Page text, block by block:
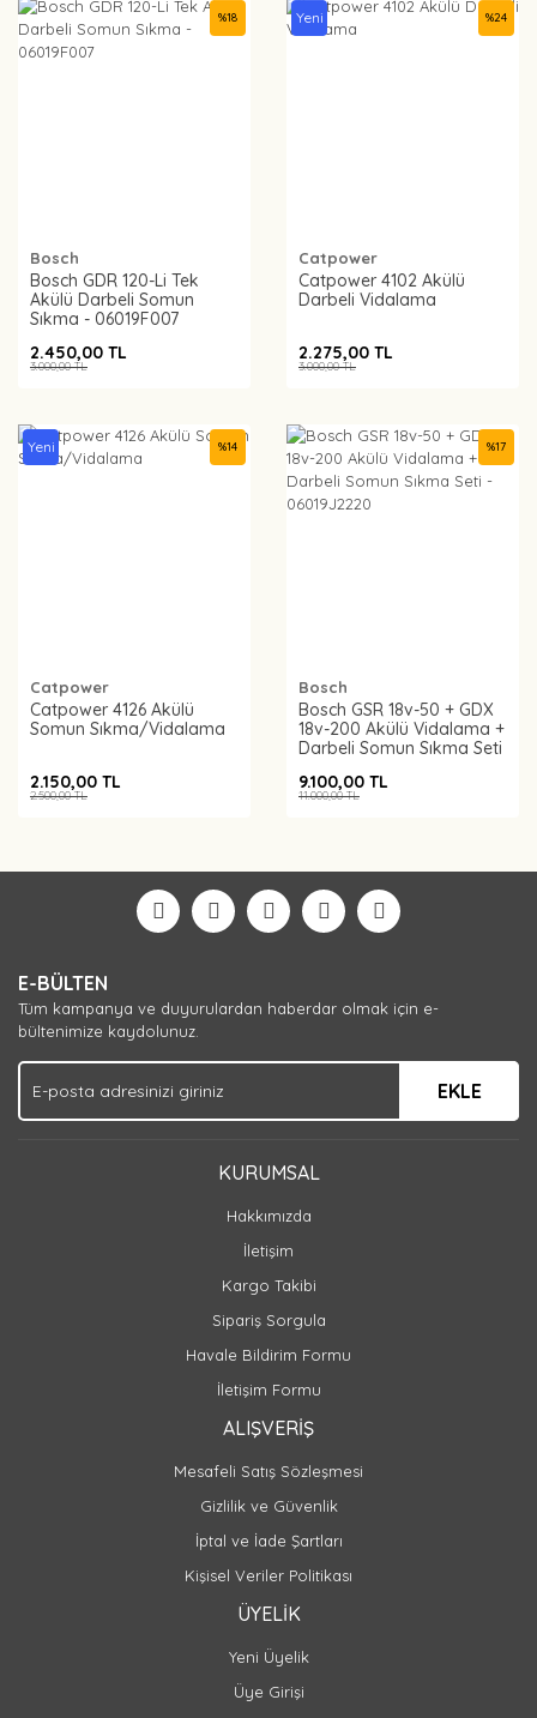
Bosch
Bosch GDR 120-Li Tek
Akülü Darbeli Somun
Sıkma - 06019F007
%18
2.450,00 TL
3.000,00 TL
Yeni
Catpower
Catpower 4102 Akülü
Darbeli Vidalama
%24
2.275,00 TL
3.000,00 TL
Yeni
Catpower
Catpower 4126 Akülü
Somun Sıkma/Vidalama
%14
2.150,00 TL
2.500,00 TL
Bosch
Bosch GSR 18v-50 + GDX
18v-200 Akülü Vidalama +
Darbeli Somun Sıkma Seti
%17
9.100,00 TL
11.000,00 TL
E-BÜLTEN
Tüm kampanya ve duyurulardan haberdar olmak için e-
bültenimize kaydolunuz.
EKLE
KURUMSAL
Hakkımızda
İletişim
Kargo Takibi
Sipariş Sorgula
Havale Bildirim Formu
İletişim Formu
ALIŞVERİŞ
Mesafeli Satış Sözleşmesi
Gizlilik ve Güvenlik
İptal ve İade Şartları
Kişisel Veriler Politikası
ÜYELİK
Yeni Üyelik
Üye Girişi